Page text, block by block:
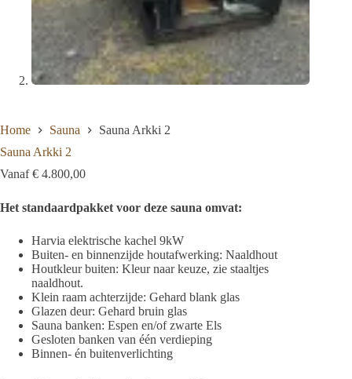
Home Sauna
Sauna Arkki 2
Sauna Arkki 2
Vanaf € 4.800,00
Het standaardpakket voor deze sauna omvat:
Harvia elektrische kachel 9kW
Buiten- en binnenzijde houtafwerking: Naaldhout
Houtkleur buiten: Kleur naar keuze, zie staaltjes
naaldhout.
Klein raam achterzijde: Gehard blank glas
Glazen deur: Gehard bruin glas
Sauna banken: Espen en/of zwarte Els
Gesloten banken van één verdieping
Binnen- én buitenverlichting